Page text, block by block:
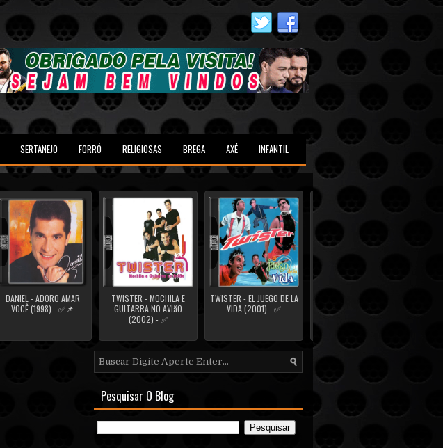
SERTANEJO FORRÓ RELIGIOSAS BREGA AXÉ INFANTIL
DANIEL - ADORO AMAR
VOCÊ (1998) - ✅📌
TWISTER - MOCHILA E
GUITARRA NO AVIãO
(2002) - ✅
TWISTER - EL JUEGO DE LA
VIDA (2001) - ✅
(2000) - ✅
Pesquisar O Blog